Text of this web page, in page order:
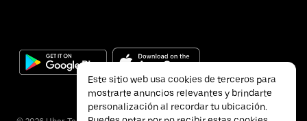
Este sitio web usa cookies de terceros para
mostrarte anuncios relevantes y brindarte
personalización al recordar tu ubicación.